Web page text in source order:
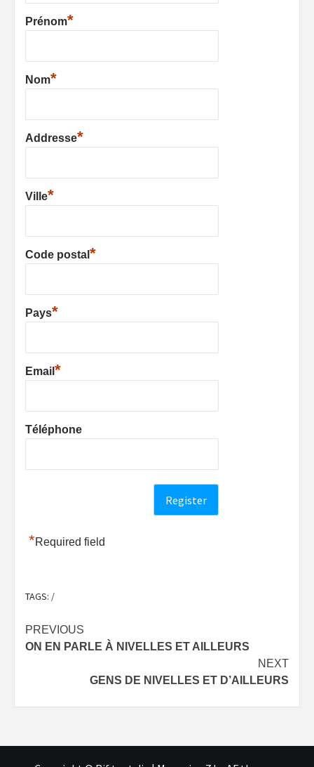
Prénom*
Nom*
Addresse*
Ville*
Code postal *
Pays*
Email *
Téléphone
*Required field
TAGS: /
Post
navigation
PREVIOUS
ON EN PARLE À NIVELLES ET AILLEURS
NEXT
GENS DE NIVELLES ET D’AILLEURS